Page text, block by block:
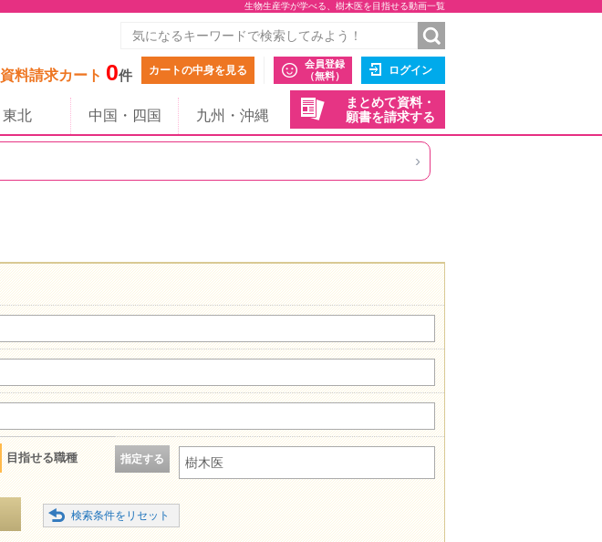
生物生産学が学べる、樹木医を目指せる動画一覧
資料請求カート 0件 カートの中身を見る
会員登録
（無料）
ログイン
まとめて資料・
願書を請求する
東北 中国・四国 九州・沖縄
›
目指せる職種 指定する 樹木医